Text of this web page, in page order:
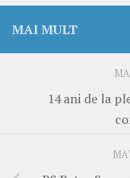
MAI MULT
14 ani de la